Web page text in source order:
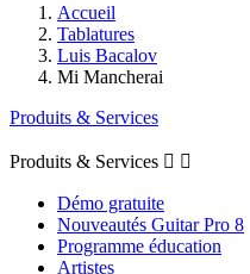
Accueil
Tablatures
Luis Bacalov
Mi Mancherai
Produits & Services
Produits & Services  
Démo gratuite
Nouveautés Guitar Pro 8
Programme éducation
Artistes